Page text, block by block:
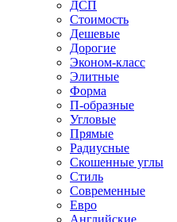
ДСП
Стоимость
Дешевые
Дорогие
Эконом-класс
Элитные
Форма
П-образные
Угловые
Прямые
Радиусные
Скошенные углы
Стиль
Современные
Евро
Английские